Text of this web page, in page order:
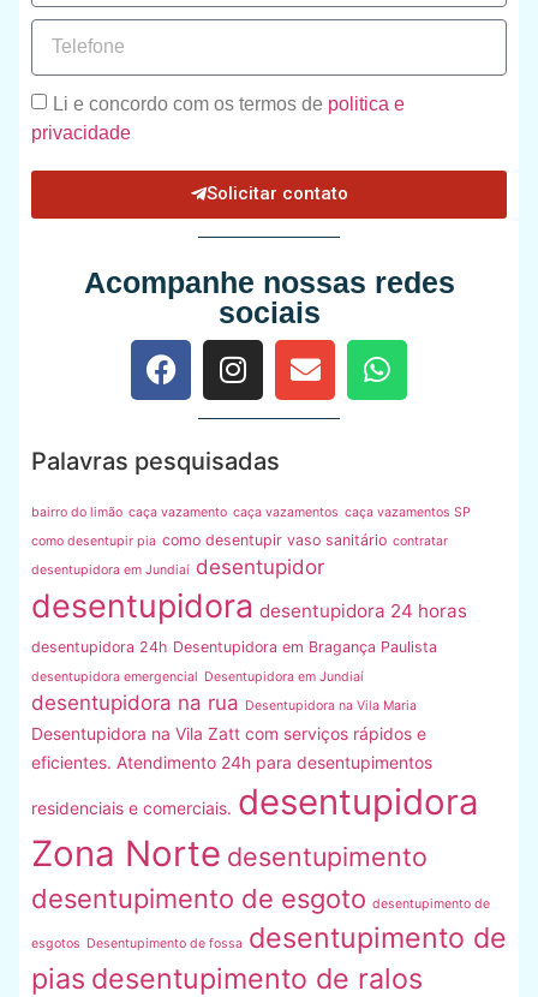
Li e concordo com os termos de politica e
privacidade
Solicitar contato
Acompanhe nossas redes
sociais
Palavras pesquisadas
bairro do limão caça vazamento caça vazamentos caça vazamentos SP
como desentupir pia como desentupir vaso sanitário contratar
desentupidora em Jundiaí desentupidor
desentupidora desentupidora 24 horas
desentupidora 24h Desentupidora em Bragança Paulista
desentupidora emergencial Desentupidora em Jundiaí
desentupidora na rua Desentupidora na Vila Maria
Desentupidora na Vila Zatt com serviços rápidos e
eficientes. Atendimento 24h para desentupimentos
residenciais e comerciais. desentupidora
Zona Norte desentupimento
desentupimento de esgoto desentupimento de
esgotos Desentupimento de fossa desentupimento de
pias desentupimento de ralos